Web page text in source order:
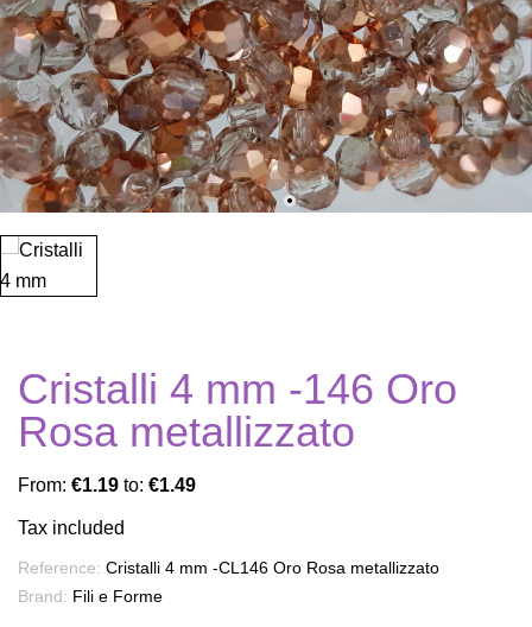
Cristalli 4 mm -146 Oro
Rosa metallizzato
From: €1.19 to: €1.49
Tax included
Reference: Cristalli 4 mm -CL146 Oro Rosa metallizzato
Brand: Fili e Forme